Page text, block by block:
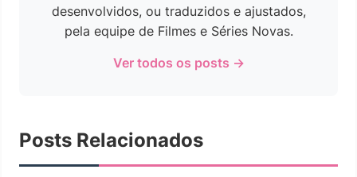
desenvolvidos, ou traduzidos e ajustados,
pela equipe de Filmes e Séries Novas.
Ver todos os posts →
Posts Relacionados